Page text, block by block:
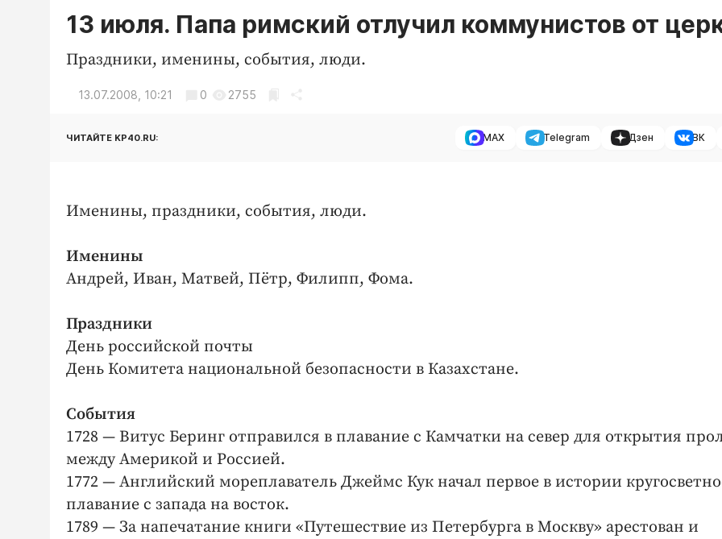
13 июля. Папа римский отлучил коммунистов от
Праздники, именины, события, люди.
13.07.2008, 10:21 0 2755
ЧИТАЙТЕ KP40.RU: MAX Telegram Дзен ВК
Именины, праздники, события, люди.
Именины
Андрей, Иван, Матвей, Пётр, Филипп, Фома.
Праздники
День российской почты
День Комитета национальной безопасности в Казахстане.
События
1728 — Витус Беринг отправился в плавание с Камчатки на север для открытия
между Америкой и Россией.
1772 — Английский мореплаватель Джеймс Кук начал первое в истории
плавание с запада на восток.
1789 — За напечатание книги «Путешествие из Петербурга в Москву» арестован и